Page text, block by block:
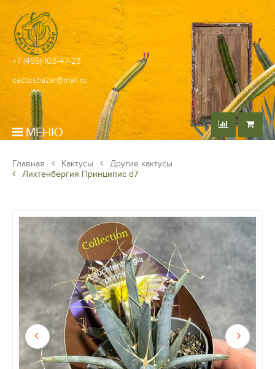
+7 (495) 103-47-23
cactusbazar@mail.ru
МЕНЮ
Главная Кактусы
Другие кактусы
Лихтенбергия Принципис d7